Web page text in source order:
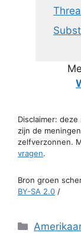
Disclaimer:
zijn de
zelfverzonnen.
vragen.
Bron groen
BY-SA 2.0 /